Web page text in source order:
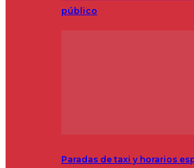
público
Paradas de taxi y horarios